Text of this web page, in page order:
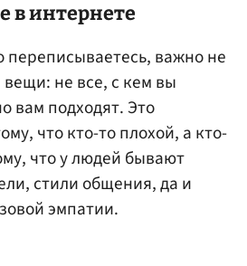
в интернете
переписываетесь, важно не
не все, с кем вы
вам подходят. Это
что кто-то плохой, а кто-
что у людей бывают
стили общения, да и
эмпатии.